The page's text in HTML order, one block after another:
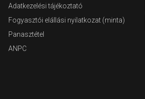
Adatkezelési tájékoztató
Fogyasztói elállási nyilatkozat (minta)
Panasztétel
ANPC